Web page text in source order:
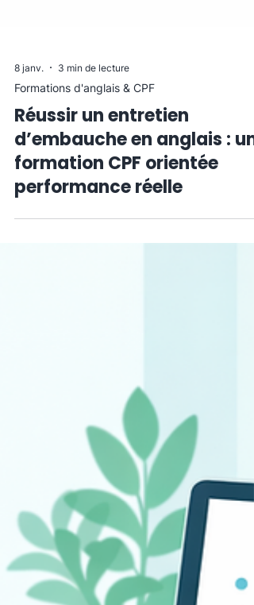
8 janv. 3 min de lecture
Réussir un entretien
d’embauche en anglais :
formation CPF orientée
performance réelle